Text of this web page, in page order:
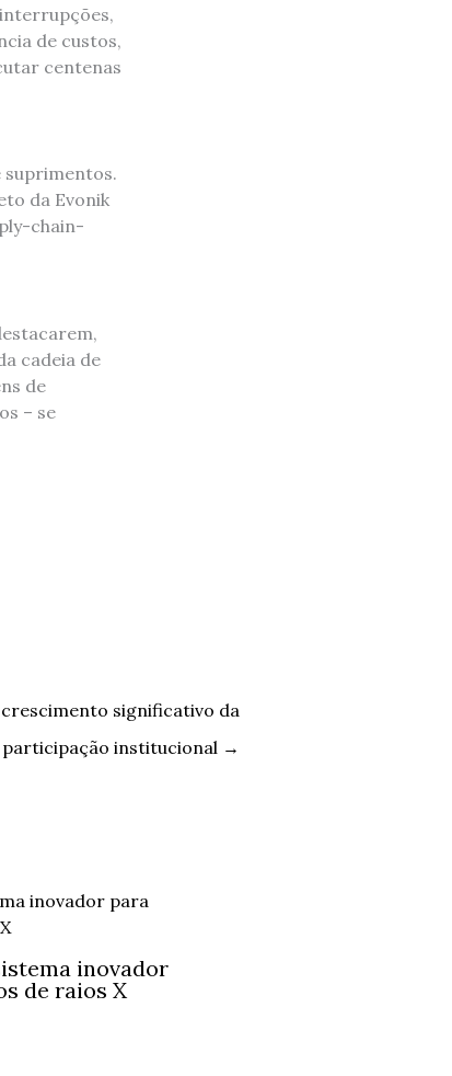
de custos,
centenas
suprimentos.
da Evonik
chain-
cadeia de
de
– se
significativo da
participação institucional →
inovador
de raios X